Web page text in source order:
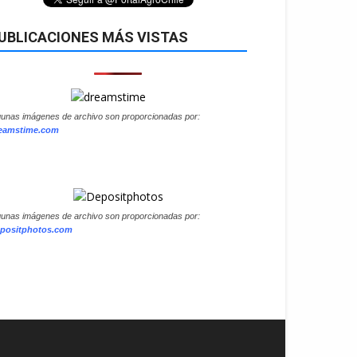
MÁS VISTAS
imágenes de archivo son proporcionadas por:
imágenes de archivo son proporcionadas por: